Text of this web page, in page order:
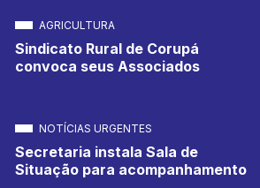
AGRICULTURA
Sindicato Rural de Corupá
convoca seus Associados
NOTÍCIAS URGENTES
Secretaria instala Sala de
Situação para acompanhamento